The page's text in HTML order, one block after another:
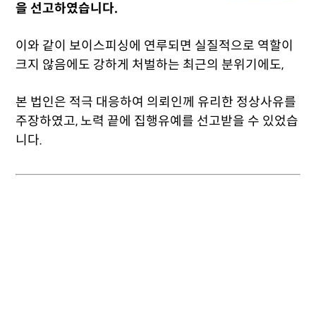
을 선고하였습니다.
이와 같이 보이스피싱에 연루되면 실질적으로 역할이
크지 않음에도 강하게 처벌하는 최근의 분위기에도,
본 법인은 적극 대응하여 의뢰인께 유리한 정상사유를
주장하였고, 노력 끝에 집행유예를 선고받을 수 있었습
니다.